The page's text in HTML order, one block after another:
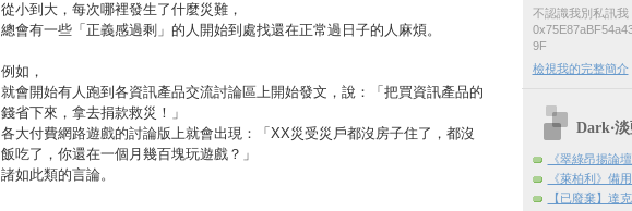
從小到大，每次哪裡發生了什麼災難，
總會有一些「正義感過剩」的人開始到處找還在正常過日子的人麻煩。
例如，
就會開始有人跑到各資訊產品交流討論區上開始發文，說：「把買資訊產品的
錢省下來，拿去捐款救災！」
各大付費網路遊戲的討論版上就會出現：「XX災受災戶都沒房子住了，都沒
飯吃了，你還在一個月幾百塊玩遊戲？」
諸如此類的言論。
不認識我別私訊我
9F
檢視我的完整簡介
Dark‧
《翠綠昂揚論
《萊柏利》備
【已廢棄】達